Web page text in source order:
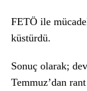
FETÖ ile
küstürdü.
Sonuç olarak;
Temmuz’dan